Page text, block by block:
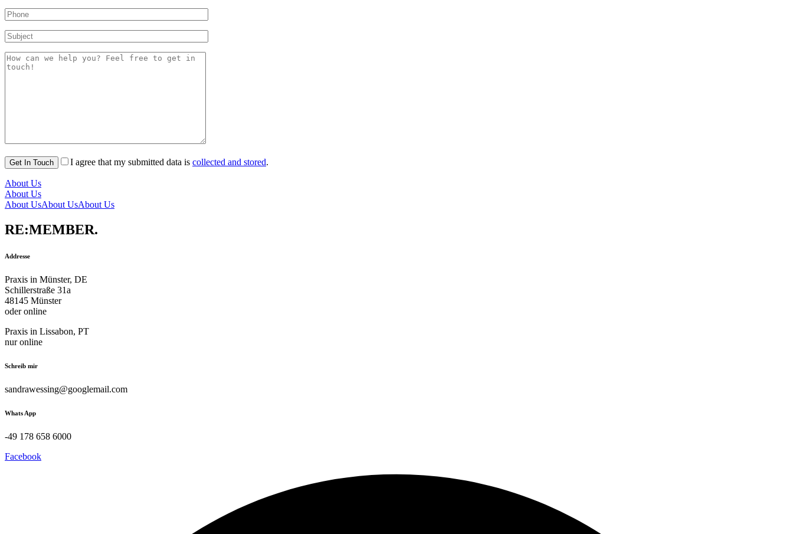
I agree that my submitted data is collected and stored.
About Us
About Us
About UsAbout UsAbout Us
RE:MEMBER.
Addresse
Praxis in Münster, DE
Schillerstraße 31a
48145 Münster
oder online
Praxis in Lissabon, PT
nur online
Schreib mir
sandrawessing@googlemail.com
Whats App
-49 178 658 6000
Facebook